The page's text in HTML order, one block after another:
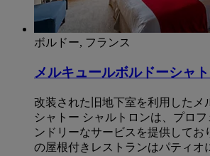
ボルドー, フランス
メルキュールボルドーシャ
改装された旧地下室を利用したメ
シャトー シャルトロンは、プロ
ンドリーなサービスを提供してお
の屋根付きレストランはパティオ